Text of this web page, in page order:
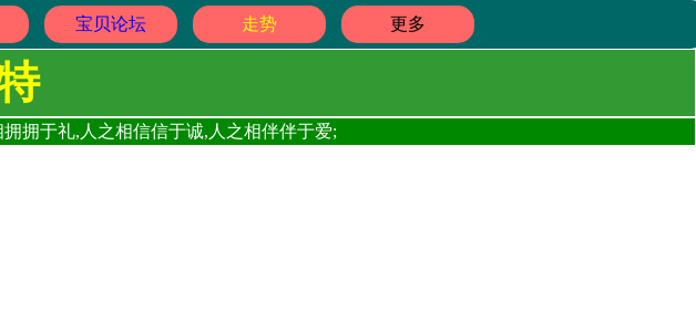
宝贝论坛 走势 更多
拥于礼,人之相信信于诚,人之相伴伴于爱;